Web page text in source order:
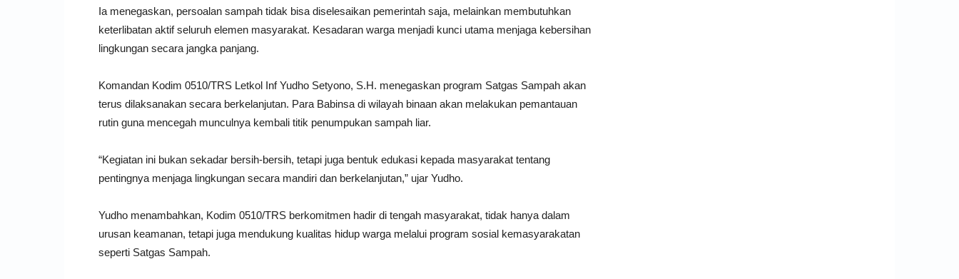
Ia menegaskan, persoalan sampah tidak bisa diselesaikan pemerintah saja, melainkan membutuhkan
keterlibatan aktif seluruh elemen masyarakat. Kesadaran warga menjadi kunci utama menjaga kebersihan
lingkungan secara jangka panjang.
Komandan Kodim 0510/TRS Letkol Inf Yudho Setyono, S.H. menegaskan program Satgas Sampah akan
terus dilaksanakan secara berkelanjutan. Para Babinsa di wilayah binaan akan melakukan pemantauan
rutin guna mencegah munculnya kembali titik penumpukan sampah liar.
“Kegiatan ini bukan sekadar bersih-bersih, tetapi juga bentuk edukasi kepada masyarakat tentang
pentingnya menjaga lingkungan secara mandiri dan berkelanjutan,” ujar Yudho.
Yudho menambahkan, Kodim 0510/TRS berkomitmen hadir di tengah masyarakat, tidak hanya dalam
urusan keamanan, tetapi juga mendukung kualitas hidup warga melalui program sosial kemasyarakatan
seperti Satgas Sampah.